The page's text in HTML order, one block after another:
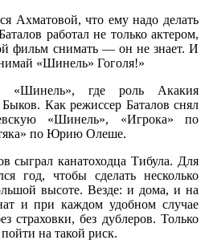
Ахматовой, что ему надо делать
работал не только актером,
фильм снимать — он не знает. И
«Шинель» Гоголя!»
«Шинель», где роль Акакия
Как режиссер Баталов снял
«Шинель», «Игрока» по
по Юрию Олеше.
сыграл канатоходца Тибула. Для
год, чтобы сделать несколько
высоте. Везде: и дома, и на
и при каждом удобном случае
страховки, без дублеров. Только
на такой риск.